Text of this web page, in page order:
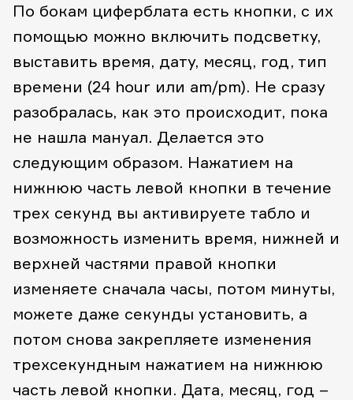
По бокам циферблата есть кнопки, с их
помощью можно включить подсветку,
выставить время, дату, месяц, год, тип
времени (24 hour или am/pm). Не сразу
разобралась, как это происходит, пока
не нашла мануал. Делается это
следующим образом. Нажатием на
нижнюю часть левой кнопки в течение
трех секунд вы активируете табло и
возможность изменить время, нижней и
верхней частями правой кнопки
изменяете сначала часы, потом минуты,
можете даже секунды установить, а
потом снова закрепляете изменения
трехсекундным нажатием на нижнюю
часть левой кнопки. Дата, месяц, год –